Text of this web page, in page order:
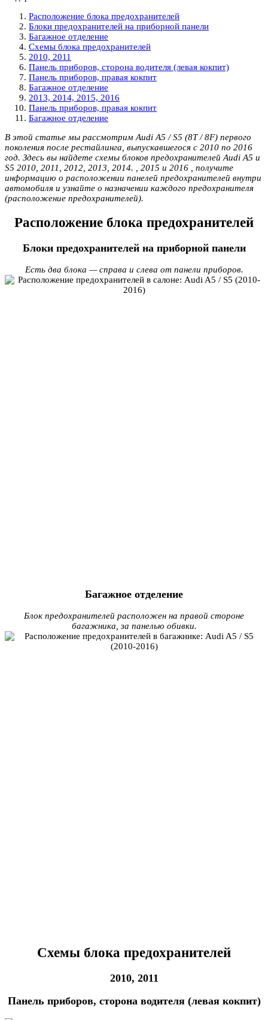
Расположение блока предохранителей
Блоки предохранителей на приборной панели
Багажное отделение
Схемы блока предохранителей
2010, 2011
Панель приборов, сторона водителя (левая кокпит)
Панель приборов, правая кокпит
Багажное отделение
2013, 2014, 2015, 2016
Панель приборов, правая кокпит
Багажное отделение
В этой статье мы рассмотрим Audi A5 / S5 (8T / 8F) первого
поколения после рестайлинга, выпускавшегося с 2010 по 2016
год. Здесь вы найдете схемы блоков предохранителей Audi A5 и
S5 2010, 2011, 2012, 2013, 2014. , 2015 и 2016 , получите
информацию о расположении панелей предохранителей внутри
автомобиля и узнайте о назначении каждого предохранителя
(расположение предохранителей).
Расположение блока предохранителей
Блоки предохранителей на приборной панели
Есть два блока — справа и слева от панели приборов.
Багажное отделение
Блок предохранителей расположен на правой стороне
багажника, за панелью обивки.
Схемы блока предохранителей
2010, 2011
Панель приборов, сторона водителя (левая кокпит)